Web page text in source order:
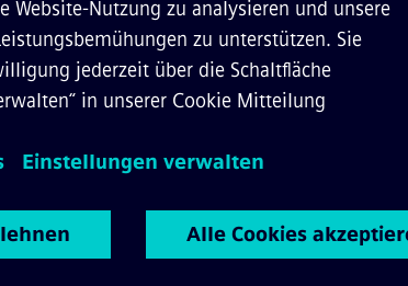
Nachname*